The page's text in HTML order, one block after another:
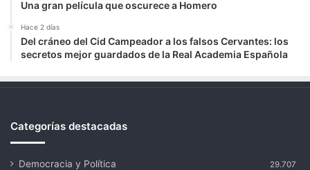
Una gran película que oscurece a Homero
Hace 2 días
Del cráneo del Cid Campeador a los falsos Cervantes: los
secretos mejor guardados de la Real Academia Española
Categorías destacadas
Democracia y Política 29.707